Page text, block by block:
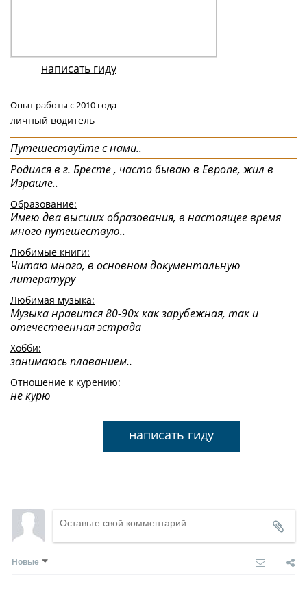
написать гиду
Опыт работы с 2010 года
личный водитель
Путешествуйте с нами..
Родился в г. Бресте , часто бываю в Европе, жил в
Израиле..
Образование:
Имею два высших образования, в настоящее время
много путешествую..
Любимые книги:
Читаю много, в основном документальную
литературу
Любимая музыка:
Музыка нравится 80-90х как зарубежная, так и
отечественная эстрада
Хобби:
занимаюсь плаванием..
Отношение к курению:
не курю
написать гиду
Новые